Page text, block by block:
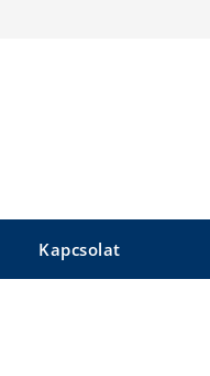
Kapcsolat